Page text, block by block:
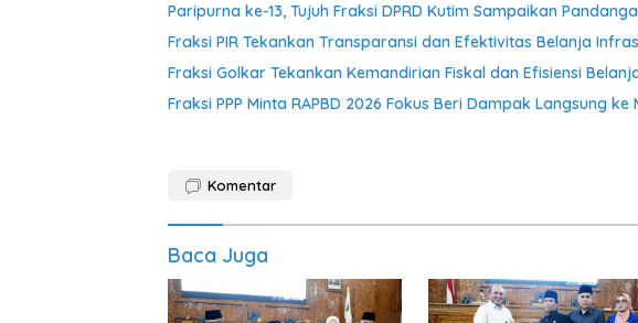
Paripurna ke-13, Tujuh Fraksi DPRD Kutim Sampaikan
Fraksi PIR Tekankan Transparansi dan Efektivitas Belanja
Fraksi Golkar Tekankan Kemandirian Fiskal dan Efisiensi
Fraksi PPP Minta RAPBD 2026 Fokus Beri Dampak Langsung
Komentar
Baca Juga